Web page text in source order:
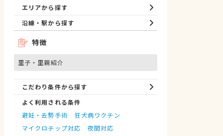
エリアから探す
沿線・駅から探す
特徴
里子・里親紹介
こだわり条件から探す
よく利用される条件
避妊・去勢手術
狂犬病ワクチン
マイクロチップ対応
夜間対応